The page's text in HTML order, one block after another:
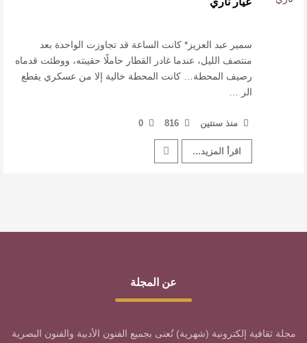
القيمة الأدبية بين استحقاق النص وسلطة الجائزة
​ اللون الأحمر وشاح سردية الأدب وسر رمزية
النصوص
سمير عبد العزيز* كانت الساعة قد تجاوزت الواحدة بعد
منتصف الليل، عندما غادر القطار حاملًا حقيبته، ووطئت قدماه
رصيف المحطة… كانت المحطة خالية إلا من عسكري يقطع
الر …
منذ سنتين 816
0
اقرأ المزيد...
عن المجلة
مجلة ثقافية إلكترونية (شهرية) تُعنى بجميع الفنون الأدبية والفنون البصرية